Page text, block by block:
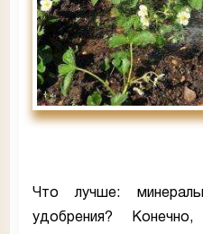
Что лучше:
удобрения?